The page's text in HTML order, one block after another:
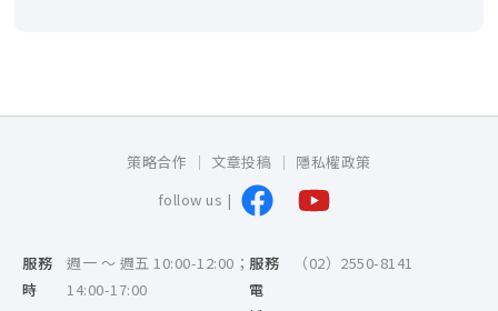
服務
時
週一 ～ 週五 10:00-12:00；
14:00-17:00
服務
電
（02）2550-8141
策略合作 文章投稿
隱私權政策
follow us |